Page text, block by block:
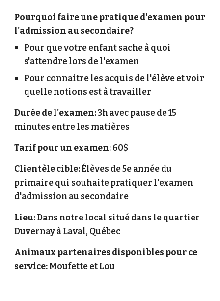
Pourquoi faire une pratique d'examen pour
l'admission au secondaire?
Pour que votre enfant sache à quoi
s'attendre lors de l'examen
Pour connaitre les acquis de l'élève et voir
quelle notions est à travailler
Durée de l'examen:3h avec pause de 15
minutes entre les matières
Tarif pour un examen:60$
Clientèle cible:Élèves de 5e année du
primaire qui souhaite pratiquer l'examen
d'admission au secondaire
Lieu: Dans notre local situé dans le quartier
Duvernay à Laval, Québec
Animaux partenaires disponibles pour ce
service:Moufette et Lou